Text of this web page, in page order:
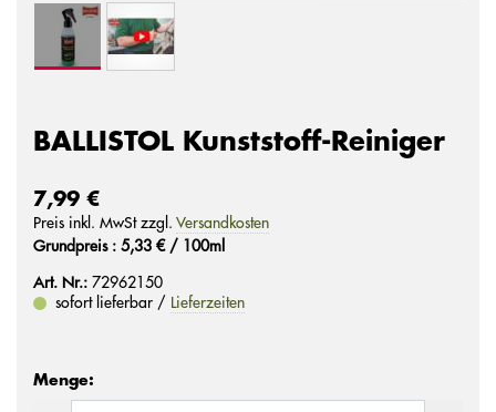
BALLISTOL Kunststoff-Reiniger
7,99 €
Preis inkl. MwSt zzgl. Versandkosten
Grundpreis : 5,33 € / 100ml
Art. Nr.: 72962150
sofort lieferbar / Lieferzeiten
Menge: